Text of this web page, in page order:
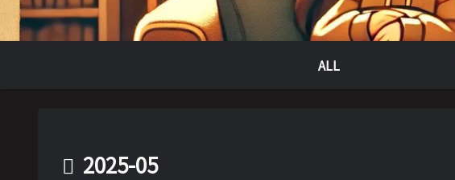
ALL
2025-05